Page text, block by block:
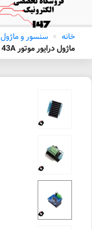
خانه > سنسور و ماژول
ماژول درایور موتور BTS7960 43A